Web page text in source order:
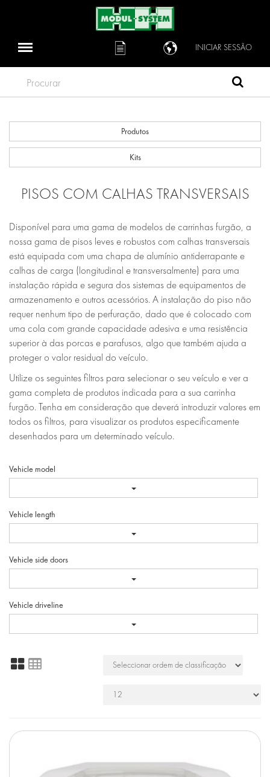
INICIAR SESSÃO
Procurar
Produtos
Kits
PISOS COM CALHAS TRANSVERSAIS
Disponível para uma gama de modelos de carrinhas furgão, a
nossa gama de pisos leves e robustos com calhas transversais
está equipada com uma chapa de alumínio antiderrapante e
calhas de carga (longitudinal e transversalmente) para uma
instalação rápida e segura dos sistemas de equipamentos de
armazenamento e outros acessórios. A instalação do piso não
requer nenhum tipo de perfuração, dado que é colocado com
uma cola com grande capacidade adesiva e uma resistência
superior à das porcas e parafusos, algo que também ajuda a
proteger o valor residual do veículo.
Utilize os seguintes filtros para selecionar o seu veículo e ver a
gama completa de produtos indicada para a sua carrinha
furgão. Tenha em consideração que deverá introduzir valores em
todos os filtros, para visualizar os produtos especificamente
desenhados para um determinado veículo.
Vehicle model
Vehicle length
Vehicle side doors
Vehicle driveline